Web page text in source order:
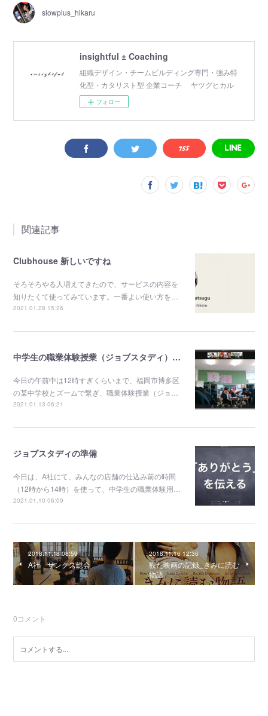
slowplus_hikaru
insightful ± Coaching
組織デザイン・チームビルディング専門・強み特
化型・カタリスト型 企業コーチ ヤツグヒカル
フォロー
関連記事
Clubhouse 新しいですね
そろそろやる人増えてきたので、サービスの内容を
知りたくて使ってみています。一番よい使い方を…
2021.01.28 15:26
中学生の職業体験授業（ジョブスタディ）当日風景
今日の午前中は12時すぎくらいまで、福岡市博多区
の某中学校とズームで繋ぎ、職業体験授業（ジョ…
2021.01.13 06:21
ジョブスタディの準備
今日は、A社にて、みんなの店舗の仕込み前の時間
（12時から14時）を使って、中学生の職業体験用…
2021.01.10 06:09
2018.11.18 08:59
A社 サンクス総会
2018.11.16 12:36
観た映画の記録_きみに読む
物語
0コメント